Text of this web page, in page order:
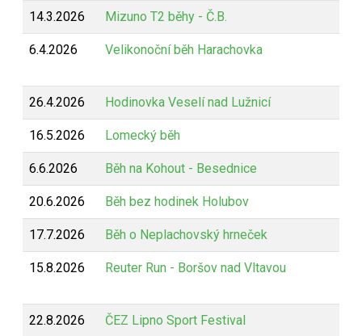
14.3.2026 Mizuno T2 běhy - Č.B.
6.4.2026 Velikonoční běh Harachovka
26.4.2026 Hodinovka Veselí nad Lužnicí
16.5.2026 Lomecký běh
6.6.2026 Běh na Kohout - Besednice
20.6.2026 Běh bez hodinek Holubov
17.7.2026 Běh o Neplachovský hrneček
15.8.2026 Reuter Run - Boršov nad Vltavou
22.8.2026 ČEZ Lipno Sport Festival